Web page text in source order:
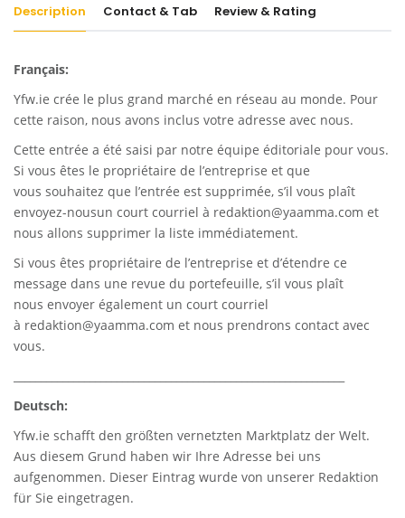
Description Contact & Tab Review & Rating
Français:
Yfw.ie crée le plus grand marché en réseau au monde. Pour
cette raison, nous avons inclus votre adresse avec nous.
Cette entrée a été saisi par notre équipe éditoriale pour vous.
Si vous êtes le propriétaire de l’entreprise et que
vous souhaitez que l’entrée est supprimée, s’il vous plaît
envoyez-nousun court courriel à redaktion@yaamma.com et
nous allons supprimer la liste immédiatement.
Si vous êtes propriétaire de l’entreprise et d’étendre ce
message dans une revue du portefeuille, s’il vous plaît
nous envoyer également un court courriel
à redaktion@yaamma.com et nous prendrons contact avec
vous.
Deutsch:
Yfw.ie schafft den größten vernetzten Marktplatz der Welt.
Aus diesem Grund haben wir Ihre Adresse bei uns
aufgenommen. Dieser Eintrag wurde von unserer Redaktion
für Sie eingetragen.